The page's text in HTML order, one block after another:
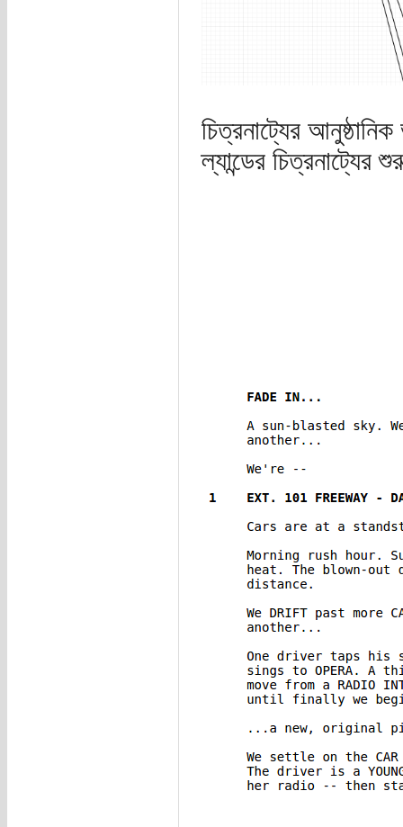
চিত্রনাট্যের
ল্যান্ডের চিত্রনাট্যের